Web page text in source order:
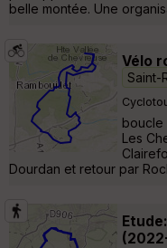
belle montée. Une
Vélo
Saint-
boucle
Les
Dourdan et retour par